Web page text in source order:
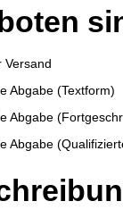
Versand
Abgabe (Textform)
Abgabe
Abgabe